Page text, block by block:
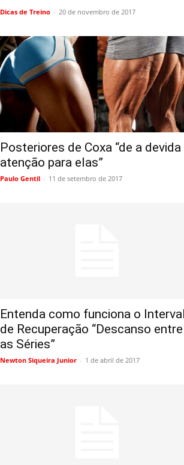
Dicas de Treino - 20 de novembro de 2017
Posteriores de Coxa “de a devida
atenção para elas”
Paulo Gentil - 11 de setembro de 2017
Entenda como funciona o
de Recuperação “Descanso entre
as Séries”
Newton Siqueira Junior - 1 de abril de 2017